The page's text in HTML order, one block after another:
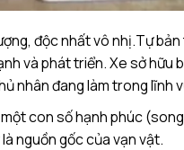
độc nhất vô nhị.Tự
và phát triển. Xe sở hữu
nhân đang làm trong lĩnh
con số hạnh phúc
nguồn gốc của vạn vật.